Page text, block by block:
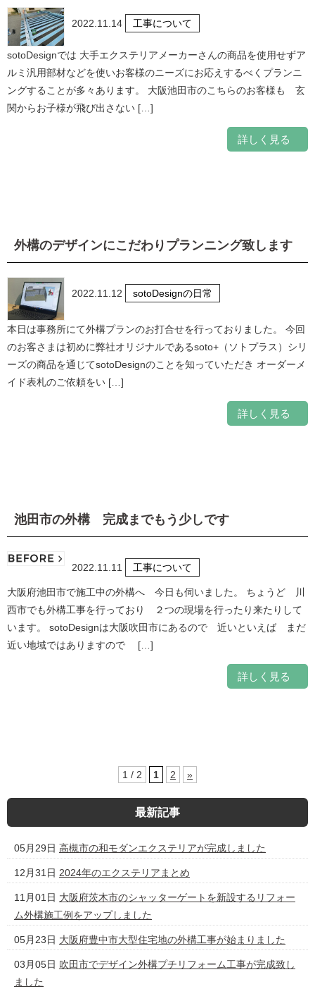
2022.11.14 工事について
sotoDesignでは 大手エクステリアメーカーさんの商品を使用せずア
ルミ汎用部材などを使いお客様のニーズにお応えするべくプランニ
ングすることが多々あります。 大阪池田市のこちらのお客様も 玄
関からお子様が飛び出さない […]
詳しく見る
外構のデザインにこだわりプランニング致します
2022.11.12 sotoDesignの日常
本日は事務所にて外構プランのお打合せを行っておりました。 今回
のお客さまは初めに弊社オリジナルであるsoto+（ソトプラス）シリ
ーズの商品を通じてsotoDesignのことを知っていただき オーダーメ
イド表札のご依頼をい […]
詳しく見る
池田市の外構 完成までもう少しです
2022.11.11 工事について
大阪府池田市で施工中の外構へ 今日も伺いました。 ちょうど 川
西市でも外構工事を行っており ２つの現場を行ったり来たりして
います。 sotoDesignは大阪吹田市にあるので 近いといえば まだ
近い地域ではありますので […]
詳しく見る
1 / 2 1 2 »
最新記事
05月29日 高槻市の和モダンエクステリアが完成しました
12月31日 2024年のエクステリアまとめ
11月01日 大阪府茨木市のシャッターゲートを新設するリフォー
ム外構施工例をアップしました
05月23日 大阪府豊中市大型住宅地の外構工事が始まりました
03月05日 吹田市でデザイン外構プチリフォーム工事が完成致し
ました